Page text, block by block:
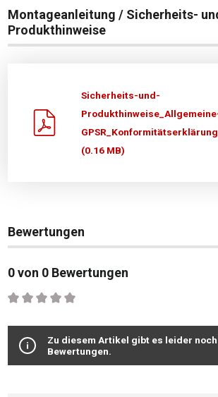
Montageanleitung / Sicherheits-
Produkthinweise
Sicherheits-und-
(0.16 MB)
Bewertungen
0 von 0 Bewertungen
Durchschnittliche Bewertung von 0 von 5
Zu diesem Artikel gibt es leider
Bewertungen.